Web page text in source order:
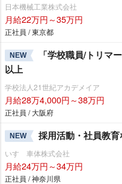
日本機械工業株式会社
月給22万円～35万円
正社員 / 東京都
NEW
「学校職員/トリマ
以上
学校法人21世紀アカデメイア
月給28万4,000円～38万円
正社員 / 大阪府
NEW 採用活動・社員教
いすゞ車体株式会社
月給24万円～34万円
正社員 / 神奈川県